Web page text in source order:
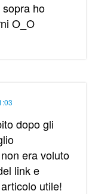
ho
O_O
dopo gli
era voluto
link e
utile!